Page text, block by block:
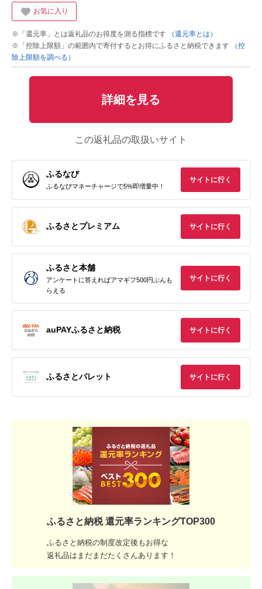
お気に入り
※「還元率」とは返礼品のお得度を測る指標です
（還元率とは）
※「控除上限額」の範囲内で寄付するとお得にふるさと納税できます
（控
除上限額を調べる）
詳細を見る
この返礼品の取扱いサイト
ふるなび
ふるなびマネーチャージで5%即増量中！
サイトに行く
ふるさとプレミアム サイトに行く
ふるさと本舗
アンケートに答えればアマギフ500円ぶんも
らえる
サイトに行く
auPAYふるさと納税 サイトに行く
ふるさとパレット サイトに行く
ふるさと納税 還元率ランキングTOP300
ふるさと納税の制度改定後もお得な
返礼品はまだまだたくさんあります！